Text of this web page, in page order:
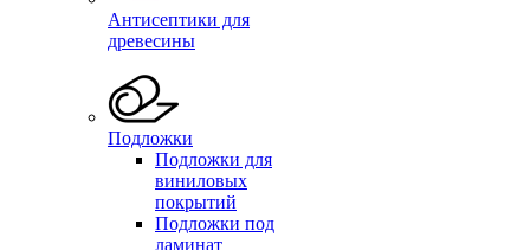
Антисептики для
древесины
Подложки
Подложки для
виниловых
покрытий
Подложки под
ламинат